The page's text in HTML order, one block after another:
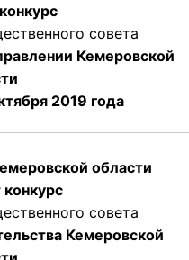
совета
Кемеровской
2019 года
области
совета
Кемеровской